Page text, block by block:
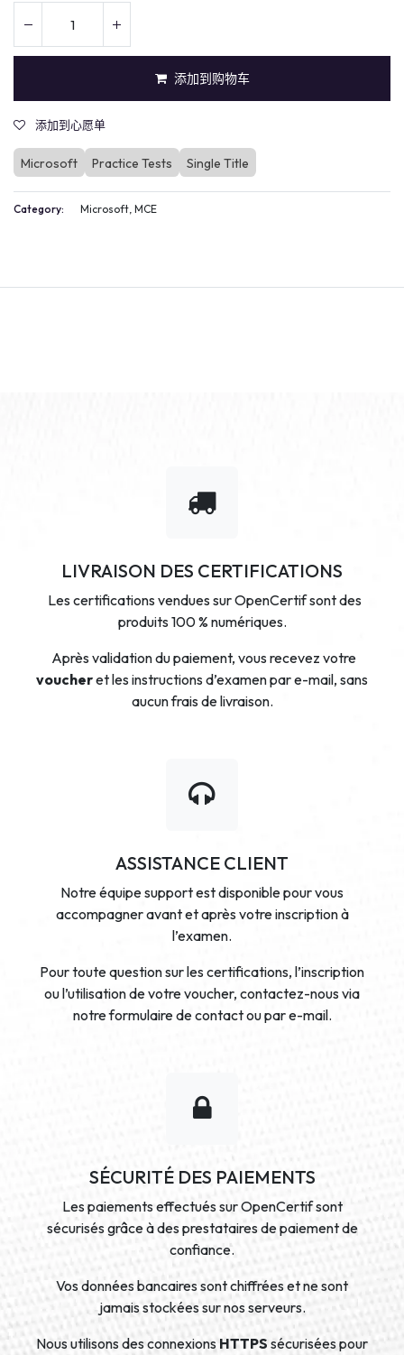
添加到购物车
添加到心愿单
Microsoft Practice Tests Single Title
Category: Microsoft, MCE
LIVRAISON DES CERTIFICATIONS
Les certifications vendues sur OpenCertif sont des
produits 100 % numériques.
Après validation du paiement, vous recevez votre
voucheret les instructions d’examen par e-mail, sans
aucun frais de livraison.
ASSISTANCE CLIENT
Notre équipe support est disponible pour vous
accompagner avant et après votre inscription à
l’examen.
Pour toute question sur les certifications, l’inscription
ou l’utilisation de votre voucher, contactez-nous via
notre formulaire de contact ou par e-mail.
SÉCURITÉ DES PAIEMENTS
Les paiements effectués sur OpenCertif sont
sécurisés grâce à des prestataires de paiement de
confiance.
Vos données bancaires sont chiffrées et ne sont
jamais stockées sur nos serveurs.
Nous utilisons des connexions HTTPS sécurisées pour